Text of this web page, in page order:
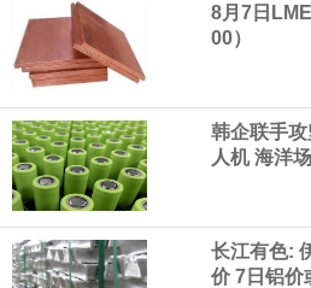
美国总统特朗普6日否认他对国
所做的工作“非常满意”。特朗
他与赫格塞思就弹药短缺问题
言”，他对赫格塞思所做的工作“
纽约期银突破64美元/盎司，日
8月7日
00）
韩企联手
人机 海洋
长江有色:
价 7日铝价